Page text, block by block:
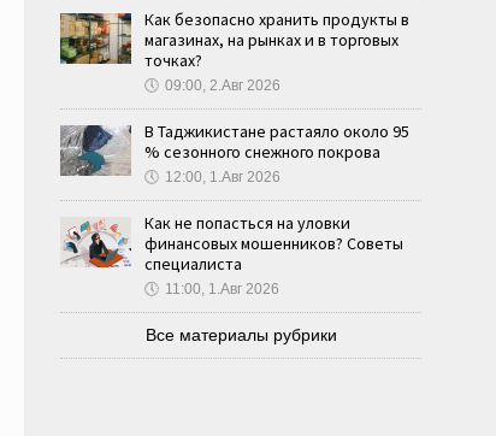
Как безопасно хранить продукты в
магазинах, на рынках и в торговых
точках?
🕔 09:00, 2.Авг 2026
В Таджикистане растаяло около 95
% сезонного снежного покрова
🕔 12:00, 1.Авг 2026
Как не попасться на уловки
финансовых мошенников? Советы
специалиста
🕔 11:00, 1.Авг 2026
Все материалы рубрики